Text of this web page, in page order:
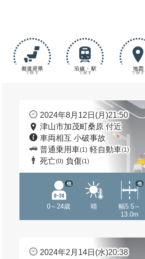
都道府県
で探す
沿線・駅
で探す
地図
で探す
2024年8月12日(月)21:50
津山市加茂町桑原 付近
車両相互 小破事故
普通乗用車(1) 軽自動車(1)
死亡(0) 負傷(1)
0～24歳
他
晴
幅5.5～
13.0m
他
2024年2月14日(水)20:38